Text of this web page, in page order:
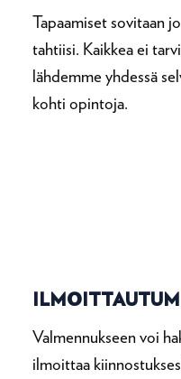
Tapaamiset sovitaan
tahtiisi. Kaikkea ei
lähdemme yhdessä
kohti opintoja.
Valmennukseen voi
ilmoittaa